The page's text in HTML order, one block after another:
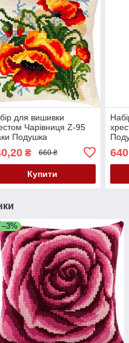
для вишивки
Чарівниця Z-95
Подушка
₴ 660 ₴
Купити
–3%